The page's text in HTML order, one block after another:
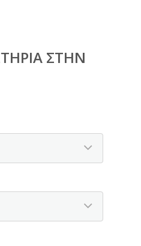
ΣΤΗΝ